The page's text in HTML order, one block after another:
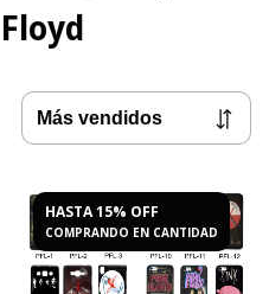
HASTA 15% OFF
COMPRANDO EN CANTIDAD